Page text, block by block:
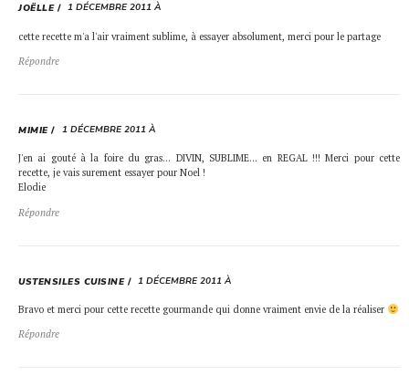
JOËLLE 1 DÉCEMBRE 2011 À
cette recette m'a l'air vraiment sublime, à essayer absolument, merci pour le partage
Répondre
MIMIE 1 DÉCEMBRE 2011 À
J'en ai gouté à la foire du gras… DIVIN, SUBLIME… en REGAL !!! Merci pour cette
recette, je vais surement essayer pour Noel !
Elodie
Répondre
USTENSILES CUISINE 1 DÉCEMBRE 2011 À
Bravo et merci pour cette recette gourmande qui donne vraiment envie de la réaliser
Répondre